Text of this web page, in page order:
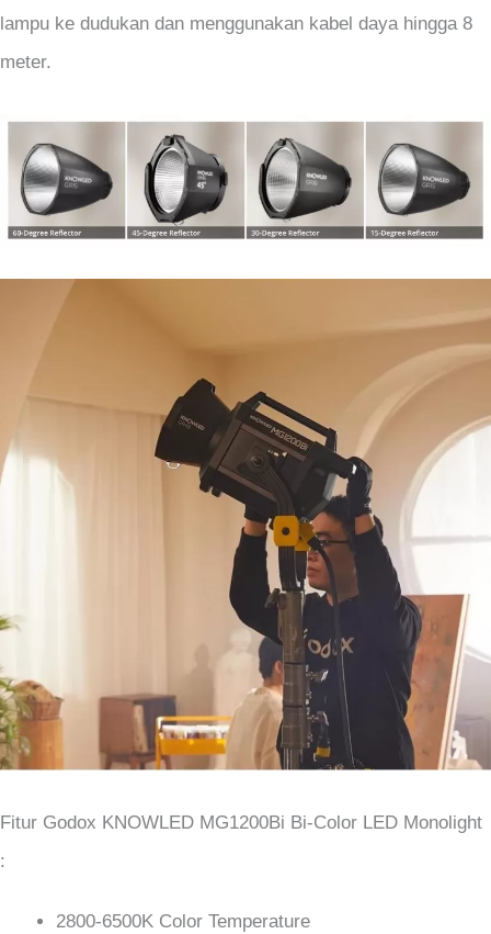
lampu ke dudukan dan menggunakan kabel daya hingga 8
meter.
Fitur Godox KNOWLED MG1200Bi Bi-Color LED Monolight
:
2800-6500K Color Temperature